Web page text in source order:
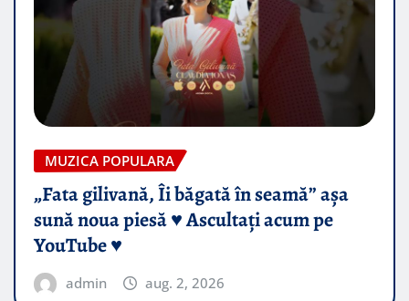
MUZICA POPULARA
„Fata gilivană, Îi băgată în seamă” așa
sună noua piesă ♥️ Ascultați acum pe
YouTube ♥️
admin aug. 2, 2026